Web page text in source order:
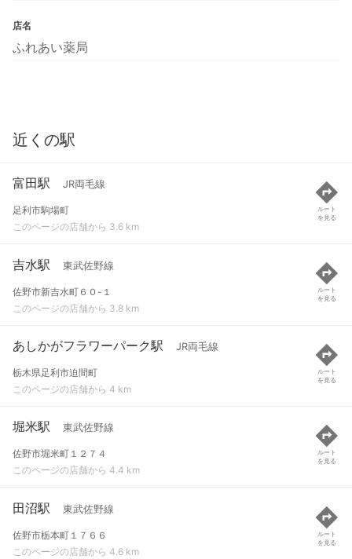
店名
ふれあい薬局
近くの駅
富田駅 JR両毛線
足利市駒場町
このページの店舗から 3.6 km
ルート
を見る
吉水駅 東武佐野線
佐野市新吉水町６０-１
このページの店舗から 3.8 km
ルート
を見る
あしかがフラワーパーク駅 JR両毛線
栃木県足利市迫間町
このページの店舗から 4 km
ルート
を見る
堀米駅 東武佐野線
佐野市堀米町１２７４
このページの店舗から 4.4 km
ルート
を見る
田沼駅 東武佐野線
佐野市栃本町１７６６
このページの店舗から 4.6 km
ルート
を見る